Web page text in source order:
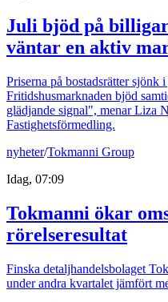
Juli bjöd på
väntar en aktiv
Priserna på bostadsrätter
Fritidshusmarknaden bjöd
glädjande signal", menar Liza
Fastighetsförmedling.
nyheter/Tokmanni Group
Idag, 07:09
Tokmanni ökar
rörelseresultat
Finska detaljhandelsbolaget
under andra kvartalet jämfört